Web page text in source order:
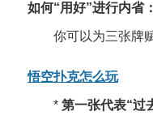
如何“用好”进行内省：
你可以为三张牌
悟空扑克怎么玩
* 第一张代表“过